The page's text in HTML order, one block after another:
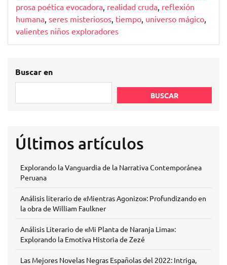
prosa poética evocadora, realidad cruda, reflexión
humana, seres misteriosos, tiempo, universo mágico,
valientes niños exploradores
Buscar en
BUSCAR
Últimos artículos
Explorando la Vanguardia de la Narrativa Contemporánea
Peruana
Análisis literario de «Mientras Agonizo»: Profundizando en
la obra de William Faulkner
Análisis Literario de «Mi Planta de Naranja Lima»:
Explorando la Emotiva Historia de Zezé
Las Mejores Novelas Negras Españolas del 2022: Intriga,